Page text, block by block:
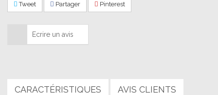
Tweet Partager Pinterest
Ecrire un avis
CARACTÉRISTIQUES AVIS CLIENTS